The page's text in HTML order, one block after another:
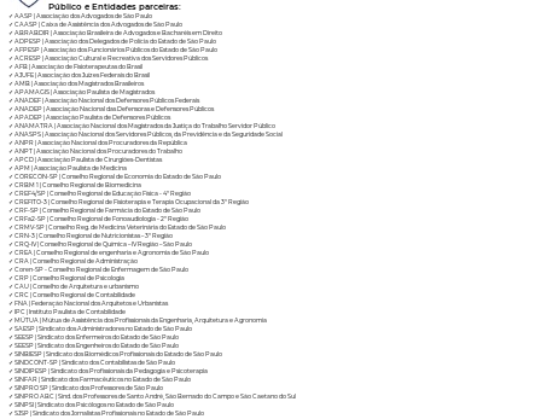
Público e Entidades parceiras:
✓AASP | Associação dos Advogados de São Paulo
✓CAASP | Caixa de Assistência dos Advogados de São Paulo
✓ABRABDIR | Associação Brasileira de Advogados e Bacharéis em Direito
✓ADPESP | Associação dos Delegados de Polícia do Estado de São Paulo
✓AFPESP | Associação dos Funcionários Públicos do Estado de São Paulo
✓ACRESP | Associação Cultural e Recreativa dos Servidores Públicos
✓AFB | Associação de Fisioterapeutas do Brasil
✓AJUFE | Associação dos Juízes Federais do Brasil
✓AMB | Associação dos Magistrados Brasileiros
✓APAMAGIS | Associação Paulista de Magistrados
✓ANADEF | Associação Nacional dos Defensores Públicos Federais
✓ANADEP | Associação Nacional das Defensoras e Defensores Públicos
✓APADEP | Associação Paulista de Defensores Públicos
✓ANAMATRA | Associação Nacional dos Magistrados da Justiça do Trabalho Servidor Público
✓ANASPS | Associação Nacional dos Servidores Públicos, da Previdência e da Seguridade Social
✓ANPR | Associação Nacional dos Procuradores da República
✓ANPT | Associação Nacional dos Procuradores do Trabalho
✓APCD | Associação Paulista de Cirurgiões-Dentistas
✓APM | Associação Paulista de Medicina
✓CORECON-SP | Conselho Regional de Economia do Estado de São Paulo
✓CRBM 1 | Conselho Regional de Biomedicina
✓CREF4/SP | Conselho Regional de Educação Física - 4ª Região
✓CREFITO-3 | Conselho Regional de Fisioterapia e Terapia Ocupacional da 3ª Região
✓CRF-SP | Conselho Regional de Farmácia do Estado de São Paulo
✓CRFa2-SP | Conselho Regional de Fonoaudiologia - 2ª Região
✓CRMV-SP | Conselho Reg. de Medicina Veterinária do Estado de São Paulo
✓CRN-3 | Conselho Regional de Nutricionistas – 3ª Região
✓CRQ-IV | Conselho Regional de Química – IV Região – São Paulo
✓CREA | Conselho Regional de engenharia e Agronomia de São Paulo
✓CRA | Conselho Regional de Administração
✓Coren-SP - Conselho Regional de Enfermagem de São Paulo
✓CRP | Conselho Regional de Psicologia
✓CAU | Conselho de Arquitetura e urbanismo
✓CRC | Conselho Regional de Contabilidade
✓ FNA | Federação Nacional dos Arquitetos e Urbanistas
✓
IPC | Instituto Paulista de Contabilidade
✓ MÚTUA | Mútua de Assistência dos Profissionais da Engenharia, Arquitetura e Agronomia
✓SAESP | Sindicato dos Administradores no Estado de São Paulo
✓SEESP | Sindicato dos Enfermeiros do Estado de São Paulo
✓SEESP | Sindicato dos Engenheiros do Estado de São Paulo
✓SINBIESP | Sindicato dos Biomédicos Profissionais do Estado de São Paulo
✓SINDCONT-SP | Sindicato dos Contabilistas de São Paulo
✓SINDIPESP | Sindicato dos Profissionais da Pedagogia e Psicoterapia
✓SINFAR | Sindicato dos Farmacêuticos no Estado de São Paulo
✓SINPRO SP | Sindicato dos Professores de São Paulo
✓SINPRO ABC | Sind. dos Professores de Santo André, São Bernado do Campo e São Caetano do Sul
✓SINPSI | Sindicato dos Psicólogos no Estado de São Paulo
✓SJSP | Sindicato dos Jornalistas Profissionais no Estado de São Paulo